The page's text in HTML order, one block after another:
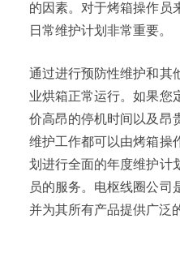
的因素。对于烤箱操作员
日常维护计划非常重要。
通过进行预防性维护和其
业烘箱正常运行。如果您
价高昂的停机时间以及昂
维护工作都可以由烤箱操
划进行全面的年度维护计
员的服务。电枢线圈公司
并为其所有产品提供广泛